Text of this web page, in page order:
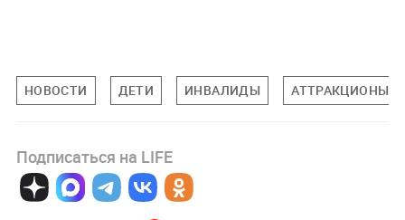
НОВОСТИ ДЕТИ ИНВАЛИДЫ АТТРАКЦИОНЫ
Подписаться на LIFE